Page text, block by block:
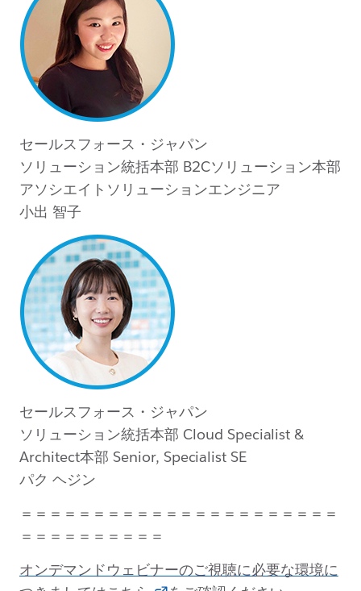
セールスフォース・ジャパン
ソリューション統括本部 B2Cソリューション本部
アソシエイトソリューションエンジニア
小出 智子
セールスフォース・ジャパン
ソリューション統括本部 Cloud Specialist &
Architect本部 Senior, Specialist SE
パク ヘジン
＝＝＝＝＝＝＝＝＝＝＝＝＝＝＝＝＝＝＝＝＝＝
＝＝＝＝＝＝＝＝＝＝
オンデマンドウェビナーのご視聴に必要な環境に